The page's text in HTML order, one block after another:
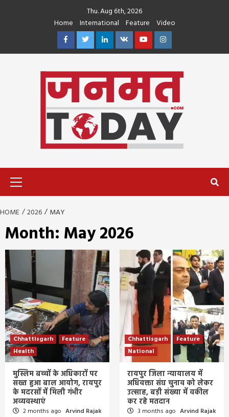
Thu. Aug 6th, 2026
Home
International Feature
Video
FacebookTwitterLinkedin
VK YoutubeInstagram
HOME 2026 MAY
Month: May 2026
Chhattisgarh
Feature
Health
मुस्लिम बच्चों के अधिकारों पर
सख्त हुआ बाल आयोग, रायपुर
के मदरसों में मिली गंभीर
अव्यवस्थाएं
2 months ago Arvind Rajak
Chhattisgarh
Feature
National
रायपुर जिला न्यायालय में
अधिवक्ता संघ चुनाव को लेकर
उत्साह, बड़ी संख्या में वकील
कर रहे मतदान
3 months ago Arvind Rajak